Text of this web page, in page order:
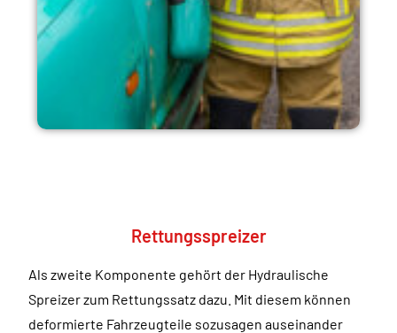
Rettungsspreizer
Als zweite Komponente gehört der Hydraulische
Spreizer zum Rettungssatz dazu. Mit diesem können
deformierte Fahrzeugteile sozusagen auseinander